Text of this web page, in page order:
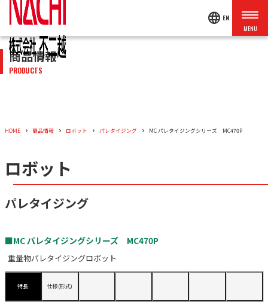
language EN
商品情報
PRODUCTS
HOME 商品情報 ロボット パレタイジング MC パレタイジングシリーズ MC470P
ロボット
パレタイジング
■MC パレタイジングシリーズ MC470P
重量物パレタイジングロボット
特長 仕様(形式)